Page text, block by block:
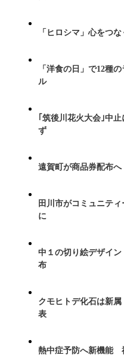
「ヒロシマ」心をつ
「洋食の日」で12種
ル
｢筑後川花火大会｣中
ず
遠賀町が商品券配布へ
田川市がコミュニテ
に
中１の切り絵デザイ
布
クモヒトデ化石は新
表
熱中症予防へ新機能